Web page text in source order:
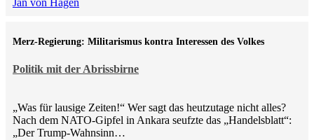
Politik mit der Abrissbirne
Merz-Regierung: Militarismus kontra Inte­ressen des Volkes
„Was für lausige Zeiten!“ Wer sagt das heutzutage nicht alles?
Nach dem NATO-Gipfel in Ankara seufzte das „Handelsblatt“:
„Der Trump-Wahnsinn…